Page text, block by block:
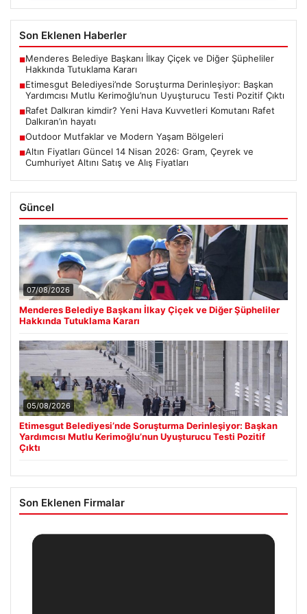
Son Eklenen Haberler
■Menderes Belediye Başkanı İlkay Çiçek ve Diğer Şüpheliler
Hakkında Tutuklama Kararı
■Etimesgut Belediyesi’nde Soruşturma Derinleşiyor: Başkan
Yardımcısı Mutlu Kerimoğlu’nun Uyuşturucu Testi Pozitif Çıktı
■Rafet Dalkıran kimdir? Yeni Hava Kuvvetleri Komutanı Rafet
Dalkıran’ın hayatı
■Outdoor Mutfaklar ve Modern Yaşam Bölgeleri
■Altın Fiyatları Güncel 14 Nisan 2026: Gram, Çeyrek ve
Cumhuriyet Altını Satış ve Alış Fiyatları
Güncel
07/08/2026
Menderes Belediye Başkanı İlkay Çiçek ve Diğer Şüpheliler
Hakkında Tutuklama Kararı
05/08/2026
Etimesgut Belediyesi’nde Soruşturma Derinleşiyor: Başkan
Yardımcısı Mutlu Kerimoğlu’nun Uyuşturucu Testi Pozitif
Çıktı
Son Eklenen Firmalar